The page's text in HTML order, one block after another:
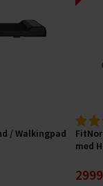
/ Walkingpad
med